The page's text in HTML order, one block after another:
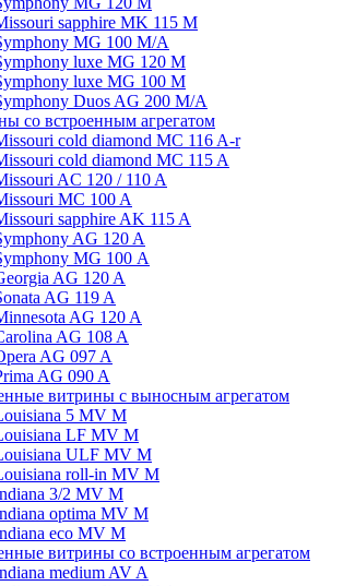
sapphire MK 115 M
MG 100 M/А
luxe MG 120 M
luxe MG 100 M
Duos AG 200 M/A
со встроенным агрегатом
cold diamond MC 116 A-r
cold diamond MC 115 A
AC 120 / 110 A
MC 100 A
sapphire AK 115 A
AG 120 A
MG 100 А
AG 120 A
AG 119 A
AG 120 A
AG 108 A
AG 097 A
AG 090 A
витрины с выносным агрегатом
5 MV M
LF MV M
ULF MV M
roll-in MV M
3/2 MV M
optima MV M
eco MV M
витрины со встроенным агрегатом
medium AV A